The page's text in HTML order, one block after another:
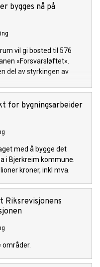
bygges nå på
vil gi bosted til 576
«Forsvarsløftet».
del av styrkingen av
for bygningsarbeider
med å bygge det
i Bjerkreim kommune.
kroner, inkl mva.
Riksrevisjonens
områder.